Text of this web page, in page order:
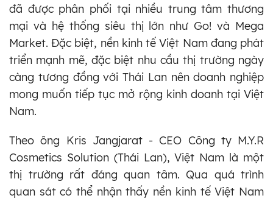
đã được phân phối tại nhiều trung tâm thương
mại và hệ thống siêu thị lớn như Go! và Mega
Market. Đặc biệt, nền kinh tế Việt Nam đang phát
triển mạnh mẽ, đặc biệt nhu cầu thị trường ngày
càng tương đồng với Thái Lan nên doanh nghiệp
mong muốn tiếp tục mở rộng kinh doanh tại Việt
Nam.
Theo ông Kris Jangjarat - CEO Công ty M.Y.R
Cosmetics Solution (Thái Lan), Việt Nam là một
thị trường rất đáng quan tâm. Qua quá trình
quan sát có thể nhận thấy nền kinh tế Việt Nam